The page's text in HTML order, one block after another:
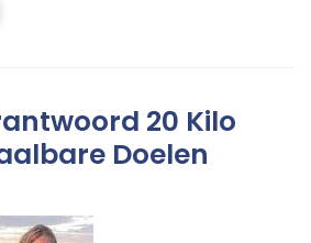
20 Kilo
Doelen